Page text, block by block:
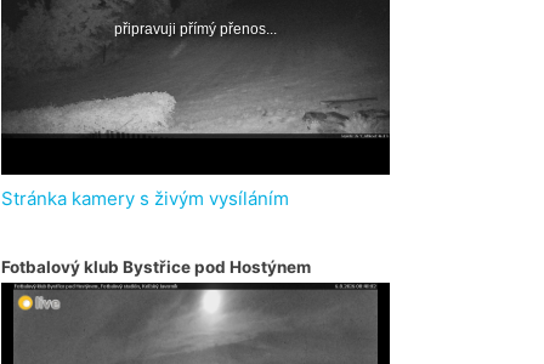
Stránka kamery s živým vysíláním
Fotbalový klub Bystřice pod Hostýnem